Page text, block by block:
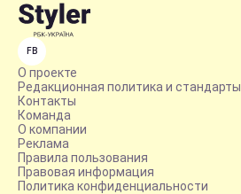
FB
О проекте
Редакционная политика и стандарты
Контакты
Команда
О компании
Реклама
Правила пользования
Правовая информация
Политика конфиденциальности